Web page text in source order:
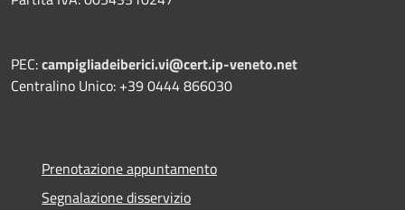
PEC:campigliadeiberici.vi@cert.ip-veneto.net
Centralino Unico: +39 0444 866030
Prenotazione appuntamento
Segnalazione disservizio